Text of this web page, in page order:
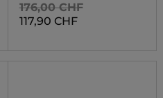
176,00 CHF
117,90 CHF